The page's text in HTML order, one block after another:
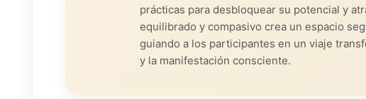
prácticas para desbloquear su potencial y
equilibrado y compasivo crea un espacio
guiando a los participantes en un viaje
y la manifestación consciente.